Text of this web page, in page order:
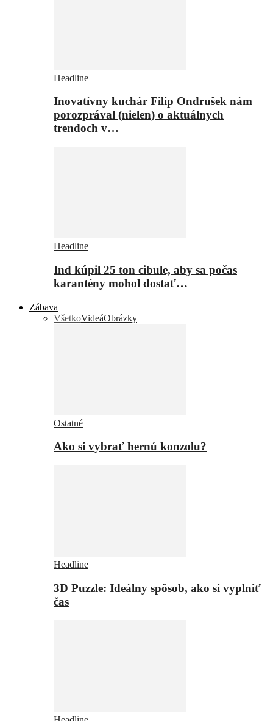
Headline
Inovatívny kuchár Filip Ondrušek nám
porozprával (nielen) o aktuálnych
trendoch v…
Headline
Ind kúpil 25 ton cibule, aby sa počas
karantény mohol dostať…
Zábava
VšetkoVideáObrázky
Ostatné
Ako si vybrať hernú konzolu?
Headline
3D Puzzle: Ideálny spôsob, ako si vyplniť
čas